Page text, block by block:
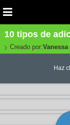
10 tipos de
Creado por:Vanessa
Haz